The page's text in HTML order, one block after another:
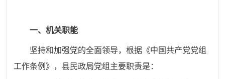
一、机关职能
坚持和加强党的全面领导，根据《中国共产党党组
工作条例》，县民政局党组主要职责是：